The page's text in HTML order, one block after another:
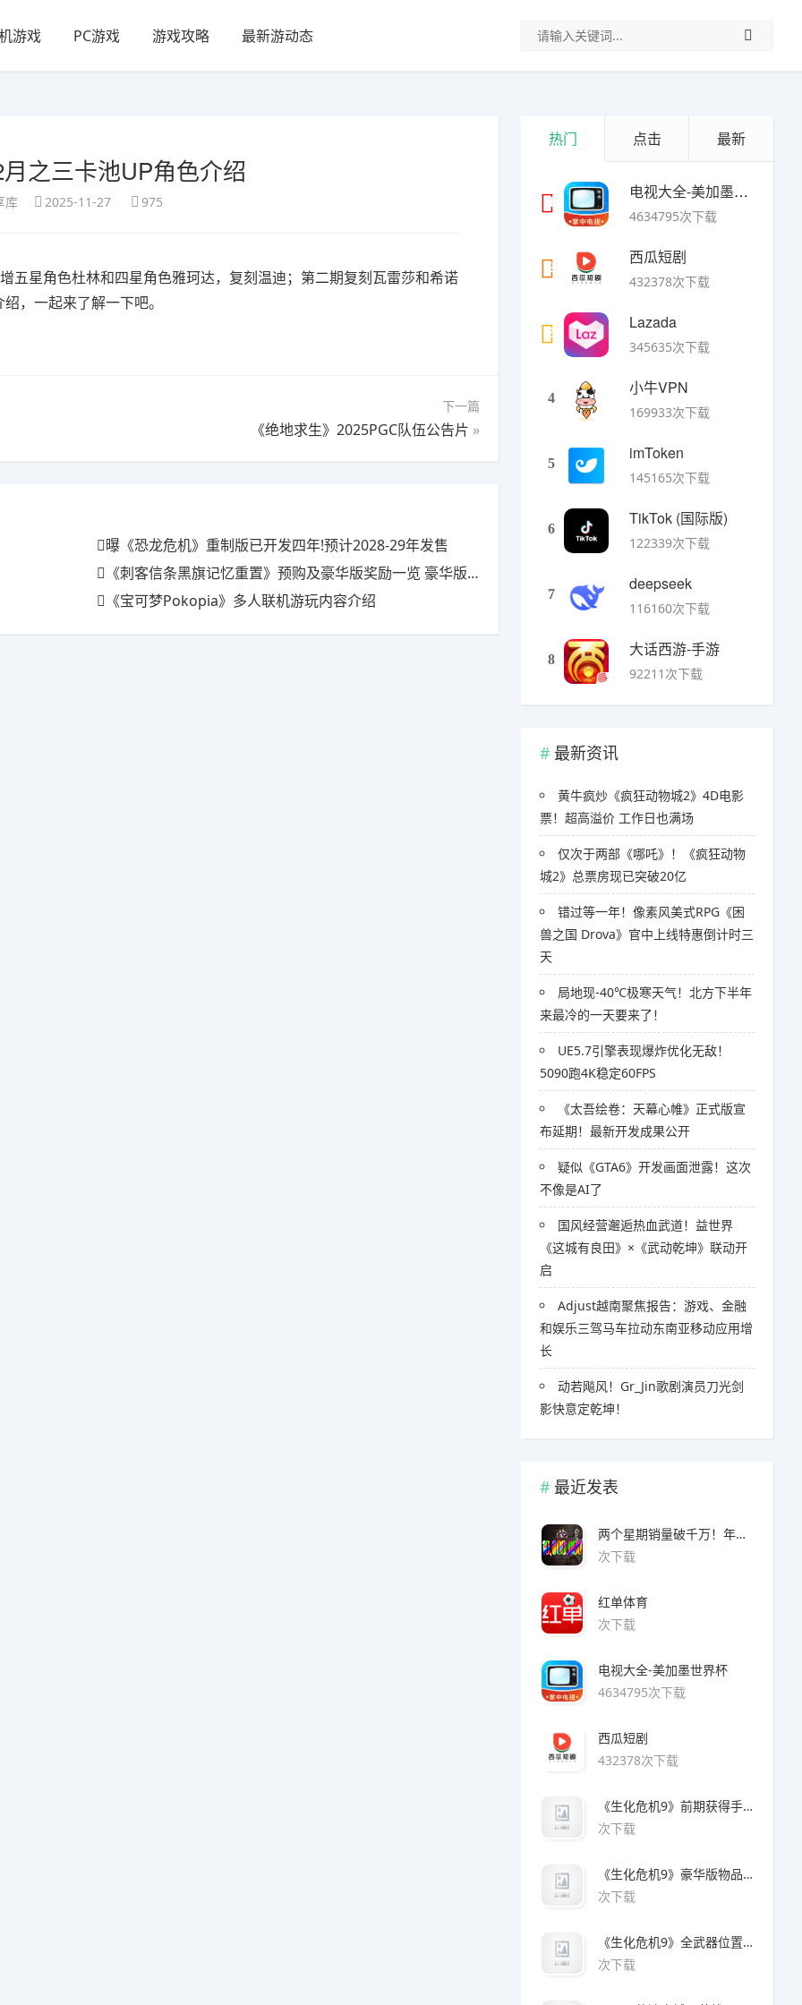
游戏 PC游戏 游戏攻略 最新游动态
之三卡池UP角色介绍
库 2025-11-27 975
五星角色杜林和四星角色雅珂达，复刻温迪；第二期复刻瓦雷莎和希诺
，一起来了解一下吧。
下一篇
《绝地求生》2025PGC队伍公告片 »
曝《恐龙危机》重制版已开发四年!预计2028-29年发售
《刺客信条黑旗记忆重置》预购及豪华版奖励一览 豪华版有什么
《宝可梦Pokopia》多人联机游玩内容介绍
热门 点击 最新
1
电视大全-美加墨世界杯
4634795次下载
2
西瓜短剧
432378次下载
3
Lazada
345635次下载
4
小牛VPN
169933次下载
5
imToken
145165次下载
6
TikTok (国际版)
122339次下载
7
deepseek
116160次下载
8
大话西游-手游
92211次下载
最新资讯
黄牛疯炒《疯狂动物城2》4D电影
票！超高溢价 工作日也满场
仅次于两部《哪吒》！《疯狂动物
城2》总票房现已突破20亿
错过等一年！像素风美式RPG《困
兽之国 Drova》官中上线特惠倒计时三
天
局地现-40℃极寒天气！北方下半年
来最冷的一天要来了！
UE5.7引擎表现爆炸优化无敌！
5090跑4K稳定60FPS
《太吾绘卷：天幕心帷》正式版宣
布延期！最新开发成果公开
疑似《GTA6》开发画面泄露！这次
不像是AI了
国风经营邂逅热血武道！益世界
《这城有良田》×《武动乾坤》联动开
启
Adjust越南聚焦报告：游戏、金融
和娱乐三驾马车拉动东南亚移动应用增
长
​​动若飚风！Gr_Jin歌剧演员刀光剑
影快意定乾坤！
最近发表
两个星期销量破千万！年度爆款诞生了 3A看了都眼红
次下载
红单体育
次下载
电视大全-美加墨世界杯
4634795次下载
西瓜短剧
432378次下载
《生化危机9》前期获得手枪方法
次下载
《生化危机9》豪华版物品领取方法
次下载
《生化危机9》全武器位置及解锁方法
次下载